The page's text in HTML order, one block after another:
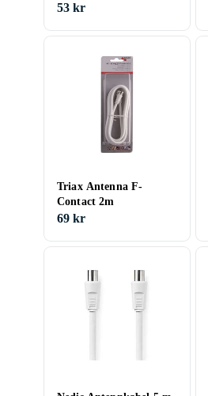
53 kr
Triax Antenna F-
Contact 2m
69 kr